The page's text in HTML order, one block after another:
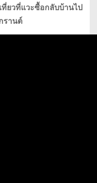
ยวที่แวะซื้อกลับบ้านไป
รานต์